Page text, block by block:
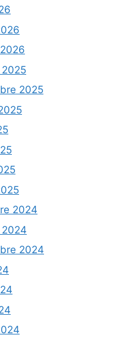
2025
2024
2024